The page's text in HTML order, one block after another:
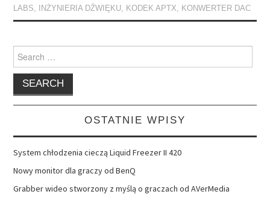
LABS, INŻYNIERIA DŹWIĘKU, KODEK APTX, KONWERTER DAC
Search
for:
OSTATNIE WPISY
System chłodzenia cieczą Liquid Freezer II 420
Nowy monitor dla graczy od BenQ
Grabber wideo stworzony z myślą o graczach od AVerMedia